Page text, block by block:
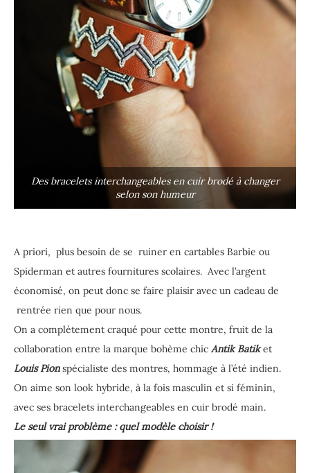
Des bracelets interchangeables en cuir brodé à changer
selon son humeur
A priori, plus besoin de se ruiner en cartables Barbie ou
Spiderman et autres fournitures scolaires. Avec l’argent
économisé, on peut donc se faire plaisir avec un cadeau de
rentrée rien que pour nous.
On a complètement craqué pour cette montre, fruit de la
collaboration entre la marque bohème chic Antik Batik et
Louis Pionspécialiste des montres, hommage à l’été indien.
On aime son look hybride, à la fois masculin et si féminin,
avec ses bracelets interchangeables en cuir brodé main.
Le seul vrai problème : quel modèle choisir !